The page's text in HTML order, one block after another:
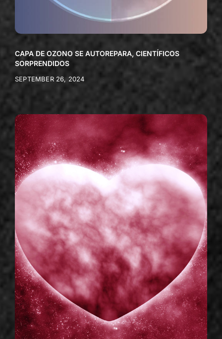
CAPA DE OZONO SE AUTOREPARA, CIENTÍFICOS
SORPRENDIDOS
SEPTEMBER 26, 2024